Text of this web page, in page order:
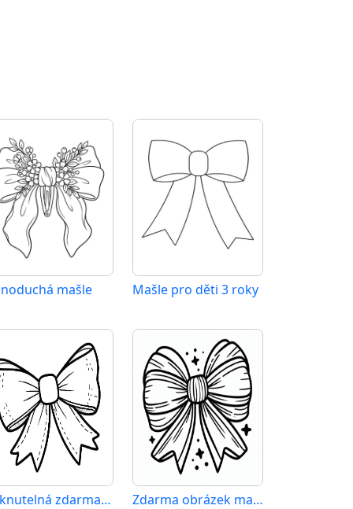
mašle Mašle pro děti 3 roky
Tisknutelná zdarma mašle Zdarma obrázek mašle